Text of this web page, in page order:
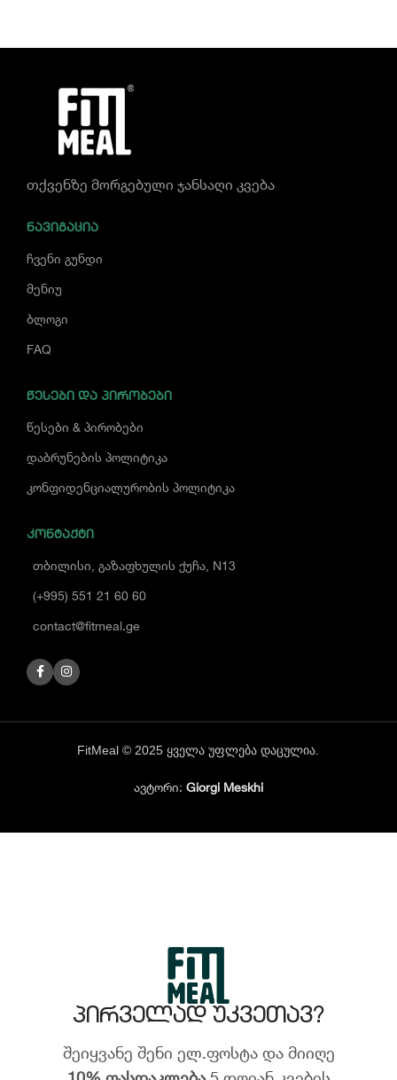
თქვენზე მორგებული ჯანსაღი კვება
ᲜᲐᲕᲘᲒᲐᲪᲘᲐ
ჩვენი გუნდი
მენიუ
ბლოგი
FAQ
ᲬᲔᲡᲔᲑᲘ ᲓᲐ ᲞᲘᲠᲝᲑᲔᲑᲘ
წესები & პირობები
დაბრუნების პოლიტიკა
კონფიდენციალურობის პოლიტიკა
ᲙᲝᲜᲢᲐᲥᲢᲘ
თბილისი, გაზაფხულის ქუჩა, N13
(+995) 551 21 60 60
contact@fitmeal.ge
FitMeal © 2025 ყველა უფლება დაცულია.
ავტორი: Giorgi Meskhi
პირველად უკვეთავ?
შეიყვანე შენი ელ.ფოსტა და მიიღე